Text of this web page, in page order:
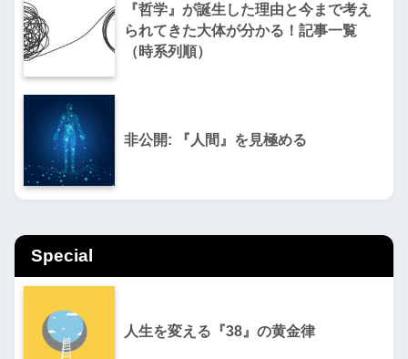
『哲学』が誕生した理由と今まで考え
られてきた大体が分かる！記事一覧
（時系列順）
非公開: 『人間』を見極める
Special
人生を変える『38』の黄金律